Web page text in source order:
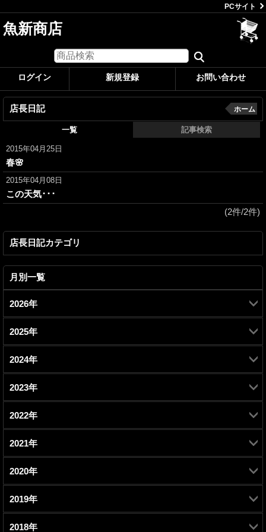
PCサイト
魚新商店
ログイン 新規登録 お問い合わせ
店長日記 ホーム
一覧 記事検索
2015年04月25日
春🌸
2015年04月08日
この天気･･･
(2件/2件)
店長日記カテゴリ
月別一覧
2026年
2月 (1)
2025年
7月 (1)
2024年
7月 (1)
2023年
10月 (1)
7月 (1)
3月 (1)
2月 (1)
2022年
11月 (1)
9月 (1)
5月 (1)
3月 (1)
2021年
12月 (1)
10月 (1)
9月 (1)
2020年
11月 (1)
9月 (1)
2019年
12月 (1)
2018年